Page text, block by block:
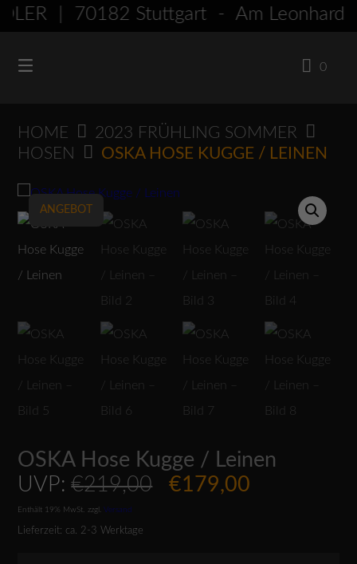
Springen
Inhalt
| 70182 Stuttgart - Am
0
HOME
2023 FRÜHLING SOMMER
HOSEN
OSKA HOSE KUGGE / LEINEN
ANGEBOT
OSKA Hose Kugge / Leinen
UVP: €219,00
Ursprünglicher
€179,00Aktueller
Enthält 19% MwSt. zzgl.Versand
Lieferzeit: ca. 2-3 Werktage